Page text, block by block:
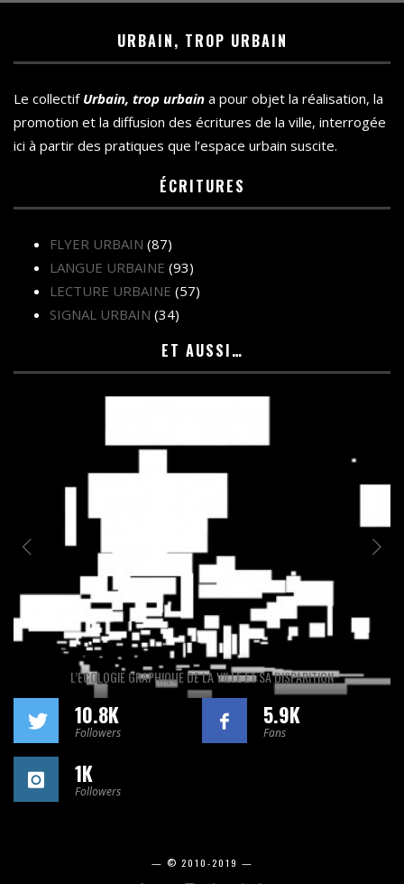
URBAIN, TROP URBAIN
Le collectif Urbain, trop urbain a pour objet la réalisation, la
promotion et la diffusion des écritures de la ville, interrogée
ici à partir des pratiques que l’espace urbain suscite.
ÉCRITURES
FLYER URBAIN (87)
LANGUE URBAINE (93)
LECTURE URBAINE (57)
SIGNAL URBAIN (34)
ET AUSSI…
L’ÉCOLOGIE GRAPHIQUE DE LA VILLE ET SA DISPARITION
10.8K
Followers
5.9K
Fans
1K
Followers
— © 2010-2019 —